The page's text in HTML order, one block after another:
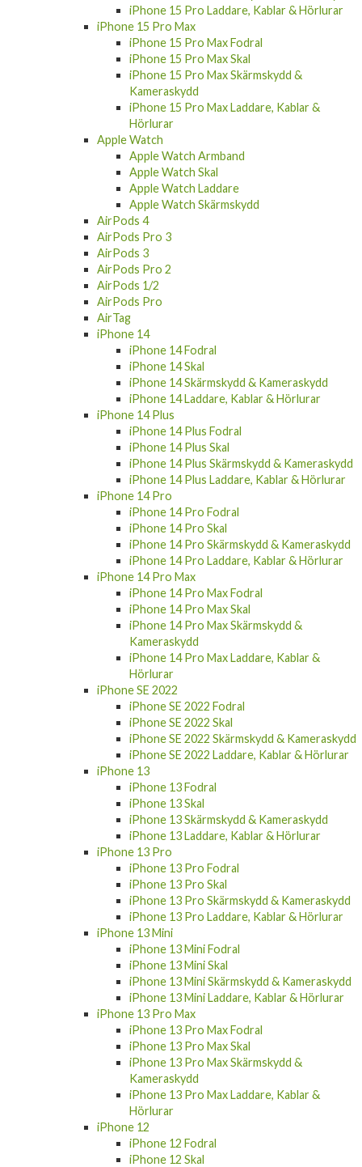
iPhone 15 Pro Laddare, Kablar & Hörlurar
iPhone 15 Pro Max
iPhone 15 Pro Max Fodral
iPhone 15 Pro Max Skal
iPhone 15 Pro Max Skärmskydd &
Kameraskydd
iPhone 15 Pro Max Laddare, Kablar &
Hörlurar
Apple Watch
Apple Watch Armband
Apple Watch Skal
Apple Watch Laddare
Apple Watch Skärmskydd
AirPods 4
AirPods Pro 3
AirPods 3
AirPods Pro 2
AirPods 1/2
AirPods Pro
AirTag
iPhone 14
iPhone 14 Fodral
iPhone 14 Skal
iPhone 14 Skärmskydd & Kameraskydd
iPhone 14 Laddare, Kablar & Hörlurar
iPhone 14 Plus
iPhone 14 Plus Fodral
iPhone 14 Plus Skal
iPhone 14 Plus Skärmskydd & Kameraskydd
iPhone 14 Plus Laddare, Kablar & Hörlurar
iPhone 14 Pro
iPhone 14 Pro Fodral
iPhone 14 Pro Skal
iPhone 14 Pro Skärmskydd & Kameraskydd
iPhone 14 Pro Laddare, Kablar & Hörlurar
iPhone 14 Pro Max
iPhone 14 Pro Max Fodral
iPhone 14 Pro Max Skal
iPhone 14 Pro Max Skärmskydd &
Kameraskydd
iPhone 14 Pro Max Laddare, Kablar &
Hörlurar
iPhone SE 2022
iPhone SE 2022 Fodral
iPhone SE 2022 Skal
iPhone SE 2022 Skärmskydd & Kameraskydd
iPhone SE 2022 Laddare, Kablar & Hörlurar
iPhone 13
iPhone 13 Fodral
iPhone 13 Skal
iPhone 13 Skärmskydd & Kameraskydd
iPhone 13 Laddare, Kablar & Hörlurar
iPhone 13 Pro
iPhone 13 Pro Fodral
iPhone 13 Pro Skal
iPhone 13 Pro Skärmskydd & Kameraskydd
iPhone 13 Pro Laddare, Kablar & Hörlurar
iPhone 13 Mini
iPhone 13 Mini Fodral
iPhone 13 Mini Skal
iPhone 13 Mini Skärmskydd & Kameraskydd
iPhone 13 Mini Laddare, Kablar & Hörlurar
iPhone 13 Pro Max
iPhone 13 Pro Max Fodral
iPhone 13 Pro Max Skal
iPhone 13 Pro Max Skärmskydd &
Kameraskydd
iPhone 13 Pro Max Laddare, Kablar &
Hörlurar
iPhone 12
iPhone 12 Fodral
iPhone 12 Skal